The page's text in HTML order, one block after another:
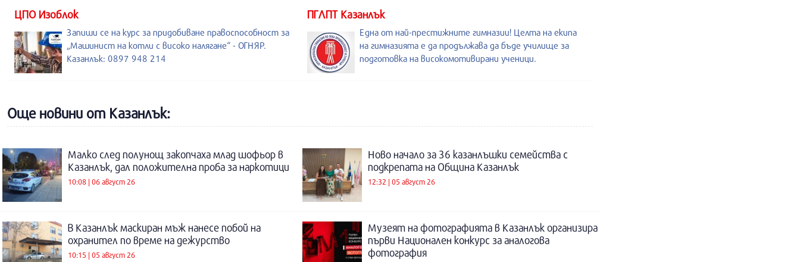
ЦПО Изоблок
Запиши се на курс за придобиване правоспособност за
„Машинист на котли с високо налягане“ - ОГНЯР.
Казанлък: 0897 948 214
ПГЛПТ Казанлък
Една от най-престижните гимназии! Целта на екипа
на гимназията е да продължава да бъде училище за
подготовка на високомотивирани ученици.
Още новини от Казанлък:
Малко след полунощ закопчаха млад шофьор в
Казанлък, дал положителна проба за наркотици
10:08 | 06 август 26
Ново начало за 36 казанлъшки семейства с
подкрепата на Община Казанлък
12:32 | 05 август 26
В Казанлък маскиран мъж нанесе побой на
охранител по време на дежурство
10:15 | 05 август 26
Музеят на фотографията в Казанлък организира
първи Национален конкурс за аналогова
фотография